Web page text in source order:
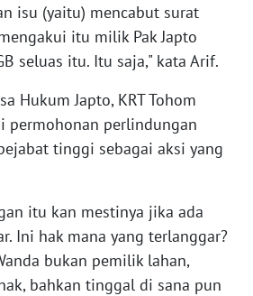
isu (yaitu) mencabut surat
itu milik Pak Japto
seluas itu. Itu saja," kata Arif.
Hukum Japto, KRT Tohom
permohonan perlindungan
tinggi sebagai aksi yang
itu kan mestinya jika ada
Ini hak mana yang terlanggar?
bukan pemilik lahan,
bahkan tinggal di sana pun